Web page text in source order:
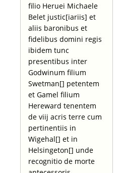
filio Heruei Michaele
Belet justic[iariis] et
aliis baronibus et
fidelibus domini regis
ibidem tunc
presentibus inter
Godwinum filium
Swetman[] petentem
et Gamel filium
Hereward tenentem
de viij acris terre cum
pertinentiis in
Wigehal[] et in
Helsingeton[] unde
recognitio de morte